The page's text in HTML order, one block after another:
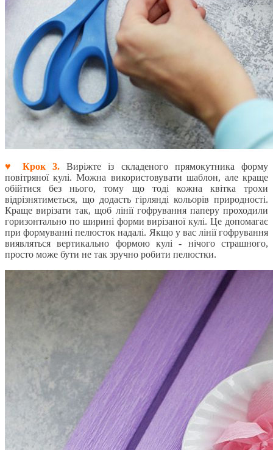
♥ Крок 3.Виріжте із складеного прямокутника форму
повітряної кулі. Можна використовувати шаблон, але краще
обійтися без нього, тому що тоді кожна квітка трохи
відрізнятиметься, що додасть гірлянді кольорів природності.
Краще вирізати так, щоб лінії гофрування паперу проходили
горизонтально по ширині форми вирізаної кулі. Це допомагає
при формуванні пелюсток надалі. Якщо у вас лінії гофрування
виявляться вертикально формою кулі - нічого страшного,
просто може бути не так зручно робити пелюстки.